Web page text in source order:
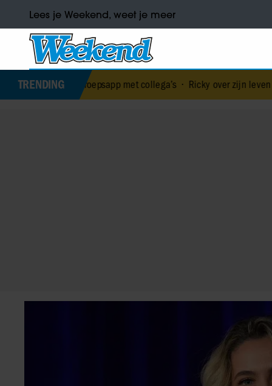
Lees je Weekend, weet je meer
TRENDING
groepsapp met collega’s•Ricky over zijn leven tijdens en na